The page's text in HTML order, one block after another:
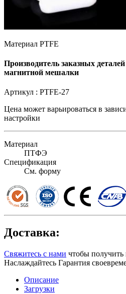
Материал PTFE
Производитель заказных
магнитной мешалки
Артикул : PTFE-27
Цена может варьироваться в
настройки
Материал
ПТФЭ
Спецификация
См. форму
Доставка:
Свяжитесь с нами чтобы получить
Наслаждайтесь Гарантия
Описание
Загрузки